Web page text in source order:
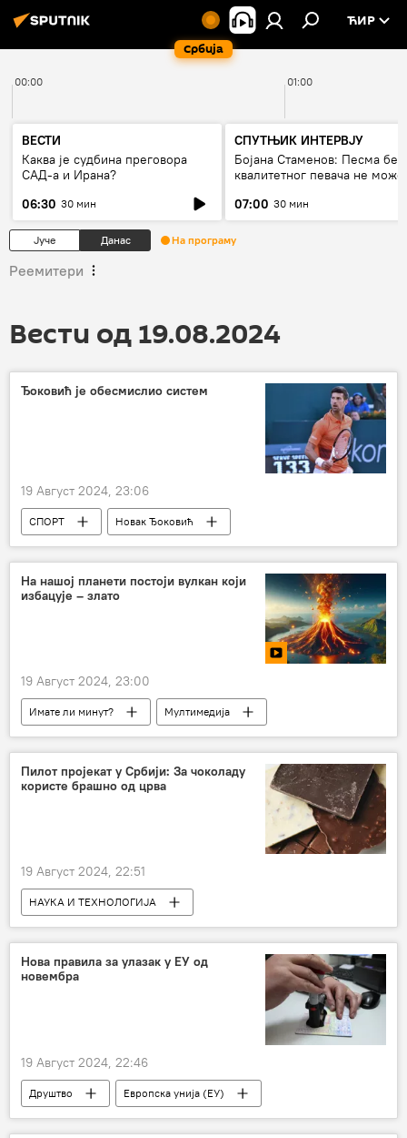
Србија
ЋИР
00:00 01:00
ВЕСТИ
Каква је судбина преговора
САД-а и Ирана?
06:30 30 мин
СПУТЊИК ИНТЕРВЈУ
Бојана Стаменов: Песма без
квалитетног певача не може
07:00 30 мин
Јуче Данас На програму
Реемитери
Вести од 19.08.2024
Ђоковић је обесмислио систем
19 Август 2024, 23:06
СПОРТ
Новак Ђоковић
Рафаел Надал
Спорт Тенис
На нашој планети постоји вулкан који
избацује – злато
19 Август 2024, 23:00
Имате ли минут? Мултимедија
Пилот пројекат у Србији: За чоколаду
користе брашно од црва
19 Август 2024, 22:51
НАУКА И ТЕХНОЛОГИЈА
Наука и технологија
чоколада
Нова правила за улазак у ЕУ од
новембрa
19 Август 2024, 22:46
Друштво
Европска унија (ЕУ)
пасош
путовање
граница